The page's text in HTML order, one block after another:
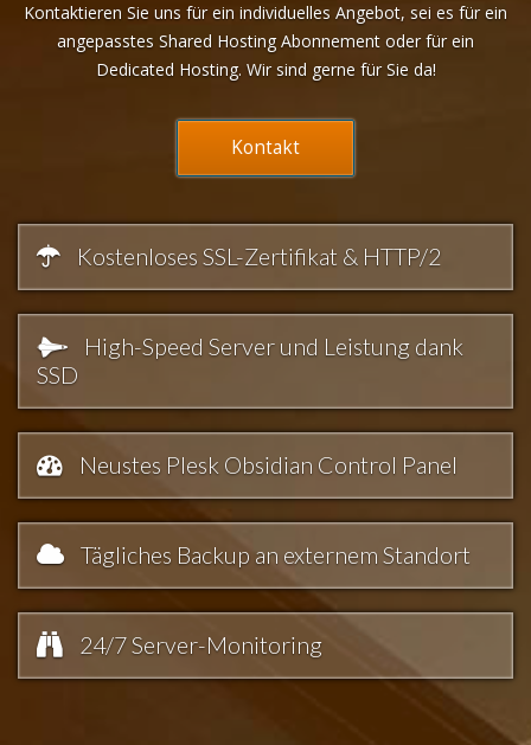
Kontaktieren Sie uns für ein individuelles Angebot, sei es für ein
angepasstes Shared Hosting Abonnement oder für ein
Dedicated Hosting. Wir sind gerne für Sie da!
Kontakt
Kostenloses SSL-Zertifikat & HTTP/2
High-Speed Server und Leistung dank
SSD
Neustes Plesk Obsidian Control Panel
Tägliches Backup an externem Standort
24/7 Server-Monitoring